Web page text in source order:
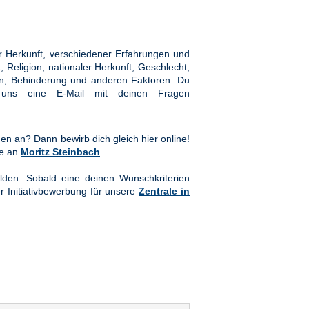
verschiedener Erfahrungen und
nationaler Herkunft, Geschlecht,
Behinderung und anderen Faktoren. Du
eine E-Mail mit deinen Fragen
an? Dann bewirb dich gleich hier online!
an Moritz Steinbach
Sobald eine deinen Wunschkriterien
Initiativbewerbung für unsereZentrale in